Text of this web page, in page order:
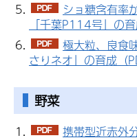
ショ糖含有率
「千葉P114号」の
極大粒、良食
さりネオ」の育成（
野菜
携帯型近赤外